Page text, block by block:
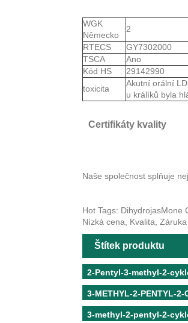
WGK
Německo
2
RTECS
GY7302000
TSCA
Ano
Kód HS
29142990
toxicita
Akutní orální
u králíků byla
Certifikáty kvality
Naše společnost splňuje
Hot Tags: DihydrojasMone
Nízká cena, Kvalita,
Štítek produktu
2-Pentyl-3-methyl-2-
3-METHYL-2-PENTYL-2-
3-methyl-2-pentyl-2-